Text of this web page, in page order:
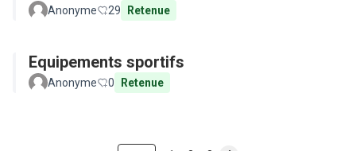
Anonyme 29 Retenue
Equipements sportifs
Anonyme 0 Retenue